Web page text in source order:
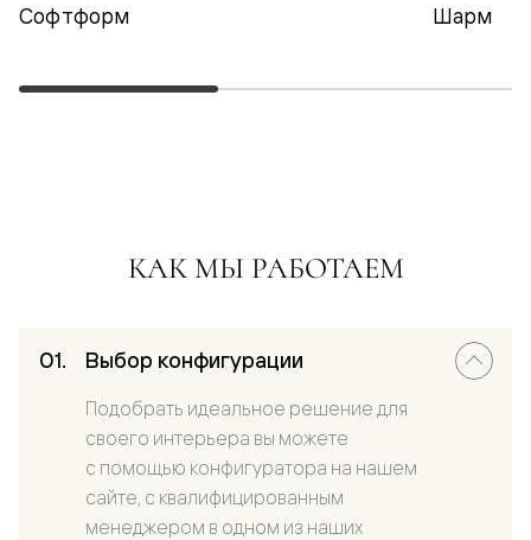
Софтформ Шарм
КАК МЫ РАБОТАЕМ
Выбор конфигурации
Подобрать идеальное решение для
своего интерьера вы можете
с помощью конфигуратора на нашем
сайте, с квалифицированным
менеджером в одном из наших